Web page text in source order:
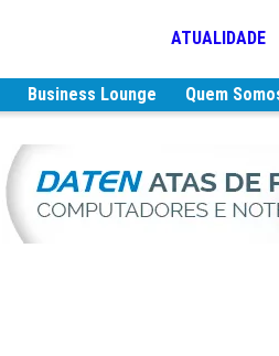
ATUALIDADE
Business Lounge Quem